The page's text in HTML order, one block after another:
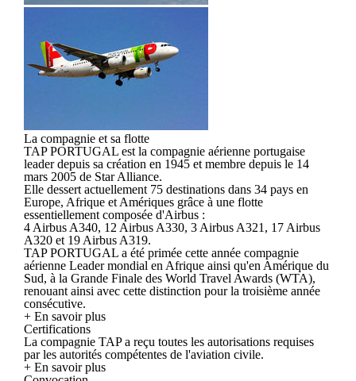
La compagnie et sa flotte
TAP PORTUGAL est la compagnie aérienne portugaise
leader depuis sa création en 1945 et membre depuis le 14
mars 2005 de Star Alliance.
Elle dessert actuellement 75 destinations dans 34 pays en
Europe, Afrique et Amériques grâce à une flotte
essentiellement composée d'Airbus :
4 Airbus A340, 12 Airbus A330, 3 Airbus A321, 17 Airbus
A320 et 19 Airbus A319.
TAP PORTUGAL a été primée cette année compagnie
aérienne Leader mondial en Afrique ainsi qu'en Amérique du
Sud, à la Grande Finale des World Travel Awards (WTA),
renouant ainsi avec cette distinction pour la troisième année
consécutive.
+ En savoir plus
Certifications
La compagnie TAP a reçu toutes les autorisations requises
par les autorités compétentes de l'aviation civile.
+ En savoir plus